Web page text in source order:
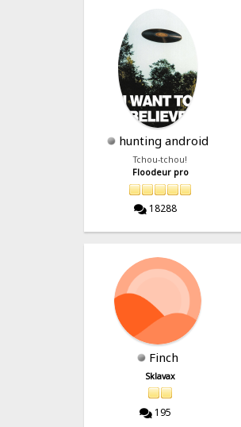
hunting android
Tchou-tchou!
Floodeur pro
18288
Finch
Sklavax
195